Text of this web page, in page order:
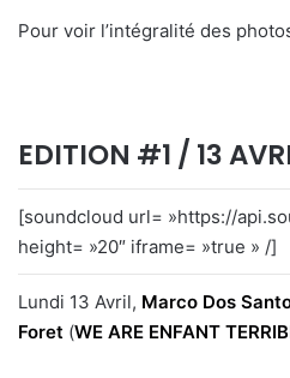
Pour voir l’intégralité des
EDITION #1 / 13
[soundcloud url= »https://
height= »20″ iframe= »true » /]
Lundi 13 Avril, Marco Dos
Foret (WE ARE ENFANT